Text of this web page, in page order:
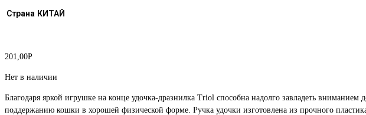
Страна КИТАЙ
201,00Р
Нет в наличии
Благодаря яркой игрушке на конце удочка-дразнилка Triol способна надолго завладеть
поддержанию кошки в хорошей физической форме. Ручка удочки изготовлена из прочного